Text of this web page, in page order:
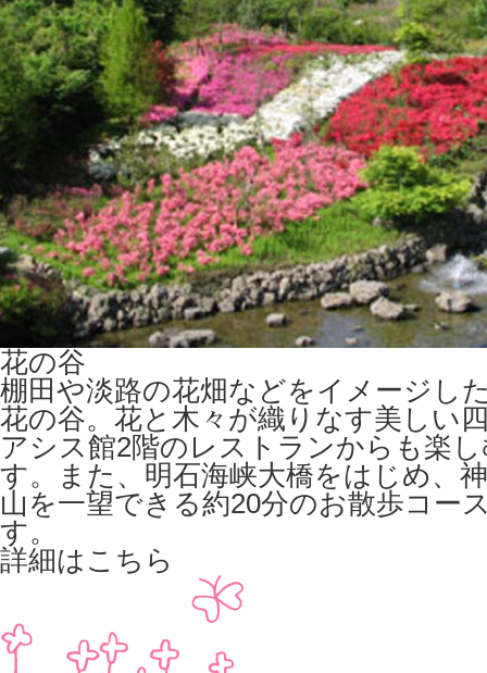
花の谷
棚田や淡路の花畑などをイメージし
花の谷。花と木々が織りなす美しい
アシス館2階のレストランからも楽
す。また、明石海峡大橋をはじめ、
山を一望できる約20分のお散歩コー
す。
詳細はこちら